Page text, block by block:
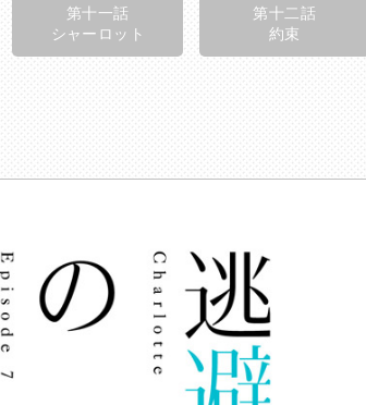
第十一話
シャーロット
第十二話
約束